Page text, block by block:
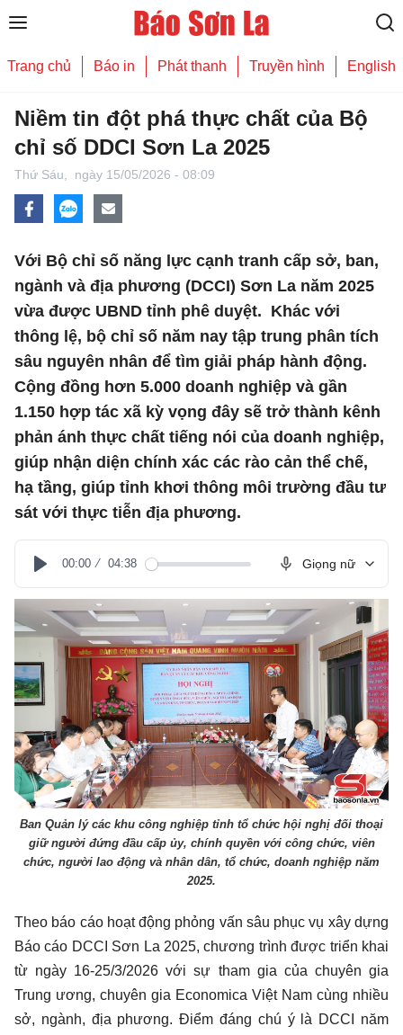
Trang chủ Báo in Phát thanh Truyền hình English
Niềm tin đột phá thực chất của Bộ
chỉ số DDCI Sơn La 2025
Thứ Sáu, ngày 15/05/2026 - 08:09
Với Bộ chỉ số năng lực cạnh tranh cấp sở, ban,
ngành và địa phương (DCCI) Sơn La năm 2025
vừa được UBND tỉnh phê duyệt. Khác với
thông lệ, bộ chỉ số năm nay tập trung phân tích
sâu nguyên nhân để tìm giải pháp hành động.
Cộng đồng hơn 5.000 doanh nghiệp và gần
1.150 hợp tác xã kỳ vọng đây sẽ trở thành kênh
phản ánh thực chất tiếng nói của doanh nghiệp,
giúp nhận diện chính xác các rào cản thể chế,
hạ tầng, giúp tỉnh khơi thông môi trường đầu tư
sát với thực tiễn địa phương.
Play
00:00 04:38 Giọng nữ
Ban Quản lý các khu công nghiệp tỉnh tổ chức hội nghị đối thoại
giữ người đứng đầu cấp ủy, chính quyền với công chức, viên
chức, người lao động và nhân dân, tổ chức, doanh nghiệp năm
2025.
Theo báo cáo hoạt động phỏng vấn sâu phục vụ xây dựng
Báo cáo DCCI Sơn La 2025, chương trình được triển khai
từ ngày 16-25/3/2026 với sự tham gia của chuyên gia
Trung ương, chuyên gia Economica Việt Nam cùng nhiều
sở, ngành, địa phương. Điểm đáng chú ý là DCCI năm